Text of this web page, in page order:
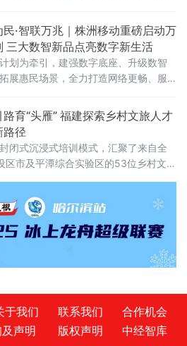
终端的精准打击。近日，北京市市场
全市范围内启动网络食品销售虚假宣
治行动，围绕网络食品销售全链条，
商业营销、虚假违法广告、平台及直
法行为三大类“红线”，严厉查处各类虚
民·智联万兆｜株洲移动重磅启动万
三大数智新品点亮数字新生活
划为牵引，建强数字底座、升级数智
展惠民场景，全力打造网络更畅、服
力量！
育“头雁” 福建探索乡村文旅人才
路径
闭式沉浸式培训模式，汇聚了来自全
区市及平潭综合实验区的53位乡村文旅
于我们 联系我们
合作机会
声明
版权声明 中经智库